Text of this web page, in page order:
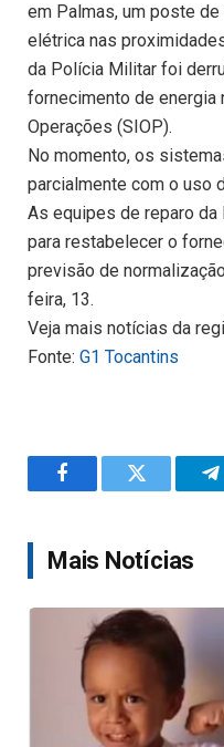
em Palmas, um poste
elétrica nas
da Polícia Militar foi
fornecimento de energia
Operações (SIOP).
No momento, os
parcialmente com o uso
As equipes de reparo da
para restabelecer o
previsão de
feira, 13.
Veja mais notícias da
Fonte: G1 Tocantins
FacebookTwitter
Mais Notícias